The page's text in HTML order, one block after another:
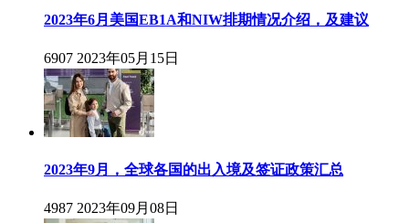
2023年6月美国EB1A和NIW排期情况介绍，及建议
6907 2023年05月15日
2023年9月，全球各国的出入境及签证政策汇总
4987 2023年09月08日